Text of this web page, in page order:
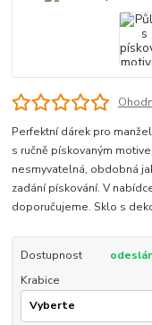
Perfektní dárek pro
s ručně pískovaným
nesmyvatelná, obdobná
zadání pískování. V
doporučujeme. Sklo s
Dostupnost
Krabice